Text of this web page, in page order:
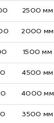
2500 мм
2000 мм
1500 мм
4500 мм
4000 мм
3500 мм